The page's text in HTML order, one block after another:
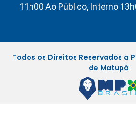
11h00 Ao Público, Interno
Todos os Direitos Reservados a
de Matupá